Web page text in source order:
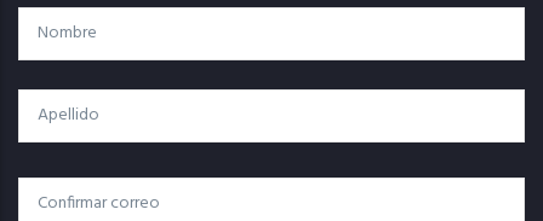
Nombre
Apellido
Correo
Correo Electrónico